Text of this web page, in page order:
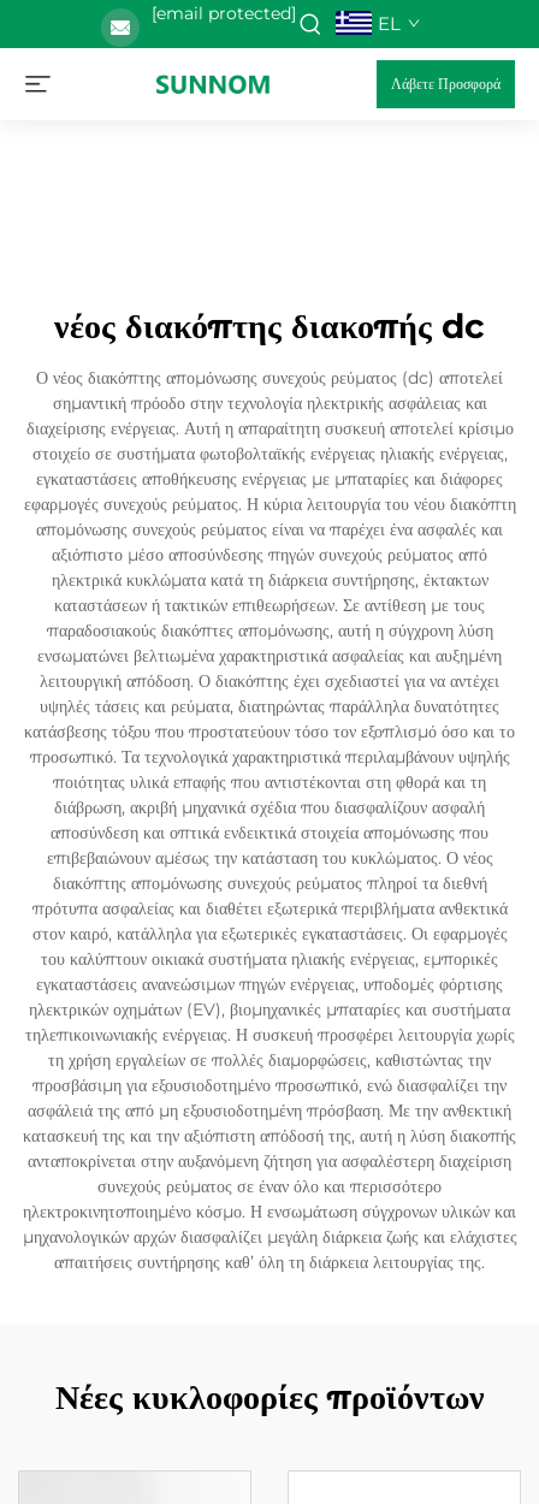
[email protected] EL
Λάβετε Προσφορά
νέος διακόπτης διακοπής dc
Ο νέος διακόπτης απομόνωσης συνεχούς ρεύματος (dc) αποτελεί
σημαντική πρόοδο στην τεχνολογία ηλεκτρικής ασφάλειας και
διαχείρισης ενέργειας. Αυτή η απαραίτητη συσκευή αποτελεί κρίσιμο
στοιχείο σε συστήματα φωτοβολταϊκής ενέργειας ηλιακής ενέργειας,
εγκαταστάσεις αποθήκευσης ενέργειας με μπαταρίες και διάφορες
εφαρμογές συνεχούς ρεύματος. Η κύρια λειτουργία του νέου διακόπτη
απομόνωσης συνεχούς ρεύματος είναι να παρέχει ένα ασφαλές και
αξιόπιστο μέσο αποσύνδεσης πηγών συνεχούς ρεύματος από
ηλεκτρικά κυκλώματα κατά τη διάρκεια συντήρησης, έκτακτων
καταστάσεων ή τακτικών επιθεωρήσεων. Σε αντίθεση με τους
παραδοσιακούς διακόπτες απομόνωσης, αυτή η σύγχρονη λύση
ενσωματώνει βελτιωμένα χαρακτηριστικά ασφαλείας και αυξημένη
λειτουργική απόδοση. Ο διακόπτης έχει σχεδιαστεί για να αντέχει
υψηλές τάσεις και ρεύματα, διατηρώντας παράλληλα δυνατότητες
κατάσβεσης τόξου που προστατεύουν τόσο τον εξοπλισμό όσο και το
προσωπικό. Τα τεχνολογικά χαρακτηριστικά περιλαμβάνουν υψηλής
ποιότητας υλικά επαφής που αντιστέκονται στη φθορά και τη
διάβρωση, ακριβή μηχανικά σχέδια που διασφαλίζουν ασφαλή
αποσύνδεση και οπτικά ενδεικτικά στοιχεία απομόνωσης που
επιβεβαιώνουν αμέσως την κατάσταση του κυκλώματος. Ο νέος
διακόπτης απομόνωσης συνεχούς ρεύματος πληροί τα διεθνή
πρότυπα ασφαλείας και διαθέτει εξωτερικά περιβλήματα ανθεκτικά
στον καιρό, κατάλληλα για εξωτερικές εγκαταστάσεις. Οι εφαρμογές
του καλύπτουν οικιακά συστήματα ηλιακής ενέργειας, εμπορικές
εγκαταστάσεις ανανεώσιμων πηγών ενέργειας, υποδομές φόρτισης
ηλεκτρικών οχημάτων (EV), βιομηχανικές μπαταρίες και συστήματα
τηλεπικοινωνιακής ενέργειας. Η συσκευή προσφέρει λειτουργία χωρίς
τη χρήση εργαλείων σε πολλές διαμορφώσεις, καθιστώντας την
προσβάσιμη για εξουσιοδοτημένο προσωπικό, ενώ διασφαλίζει την
ασφάλειά της από μη εξουσιοδοτημένη πρόσβαση. Με την ανθεκτική
κατασκευή της και την αξιόπιστη απόδοσή της, αυτή η λύση διακοπής
ανταποκρίνεται στην αυξανόμενη ζήτηση για ασφαλέστερη διαχείριση
συνεχούς ρεύματος σε έναν όλο και περισσότερο
ηλεκτροκινητοποιημένο κόσμο. Η ενσωμάτωση σύγχρονων υλικών και
μηχανολογικών αρχών διασφαλίζει μεγάλη διάρκεια ζωής και ελάχιστες
απαιτήσεις συντήρησης καθ’ όλη τη διάρκεια λειτουργίας της.
Νέες κυκλοφορίες προϊόντων